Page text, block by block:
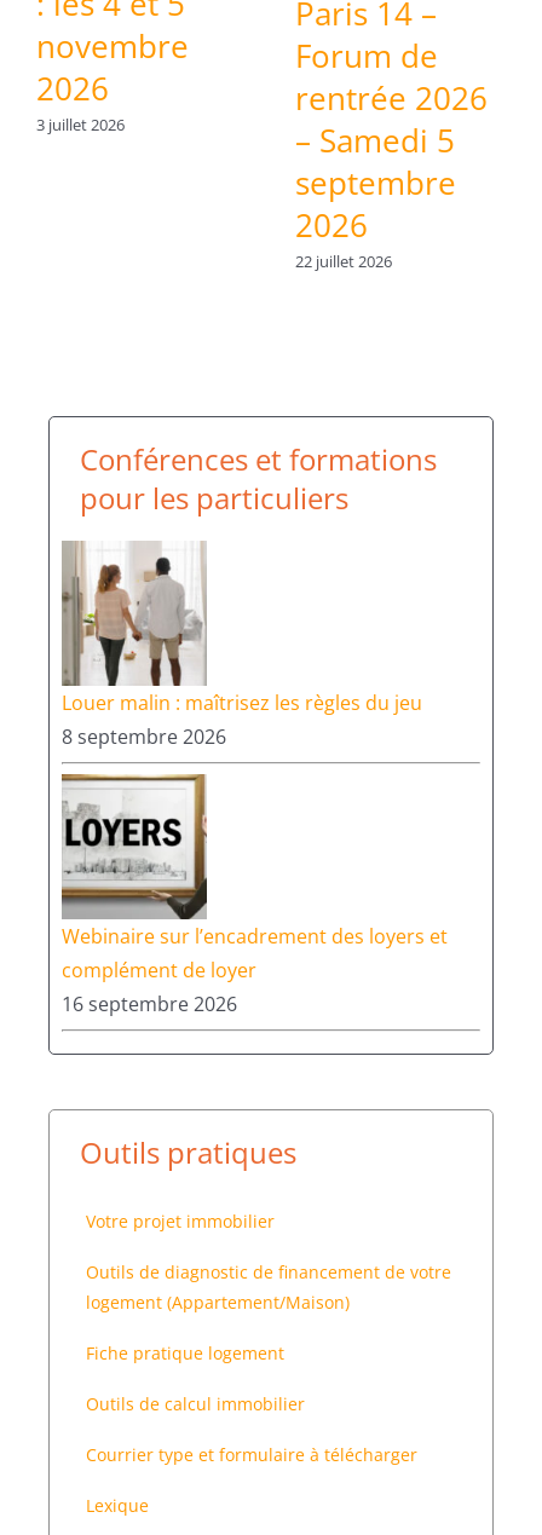
novembre
2026
3 juillet 2026
Paris 14 –
Forum de
rentrée 2026
– Samedi 5
septembre
2026
22 juillet 2026
Conférences et formations
pour les particuliers
Louer malin : maîtrisez les règles du jeu
8 septembre 2026
Webinaire sur l’encadrement des loyers et
complément de loyer
16 septembre 2026
Outils pratiques
Votre projet immobilier
Outils de diagnostic de financement de votre
logement (Appartement/Maison)
Fiche pratique logement
Outils de calcul immobilier
Courrier type et formulaire à télécharger
Lexique